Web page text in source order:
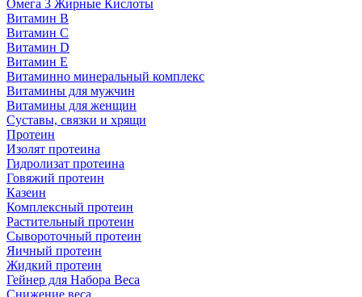
Омега 3 Жирные Кислоты
Витамин B
Витамин C
Витамин D
Витамин E
Витаминно минеральный комплекс
Витамины для мужчин
Витамины для женщин
Суставы, связки и хрящи
Протеин
Изолят протеина
Гидролизат протеина
Говяжий протеин
Казеин
Комплексный протеин
Растительный протеин
Сывороточный протеин
Яичный протеин
Жидкий протеин
Гейнер для Набора Веса
Снижение веса